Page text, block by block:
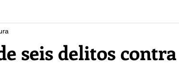
seis delitos contra